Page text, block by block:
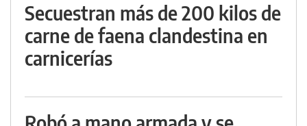
Secuestran más de 200 kilos de
carne de faena clandestina en
carnicerías